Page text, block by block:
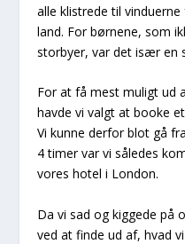
alle klistrede til
land. For børnene, som
storbyer, var det især en
For at få mest muligt ud
havde vi valgt at booke
Vi kunne derfor blot gå
4 timer var vi således
vores hotel i London.
Da vi sad og kiggede på
ved at finde ud af, hvad